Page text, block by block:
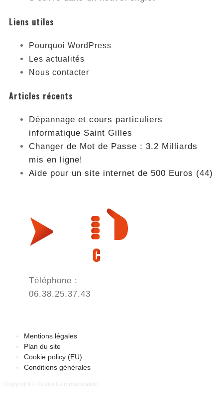
Liens utiles
Pourquoi WordPress
Les actualités
Nous contacter
Articles récents
Dépannage et cours particuliers
informatique Saint Gilles
Changer de Mot de Passe : 3.2 Milliards
mis en ligne!
Aide pour un site internet de 500 Euros (44)
Téléphone :
06.38.25.37.43
Mentions légales
Plan du site
Cookie policy (EU)
Conditions générales
Copyright © Goodi Communication